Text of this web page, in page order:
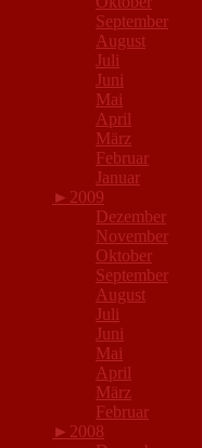
September
August
Juli
Juni
Mai
April
März
Februar
Januar
► 2009
Dezember
November
Oktober
September
August
Juli
Juni
Mai
April
März
Februar
► 2008